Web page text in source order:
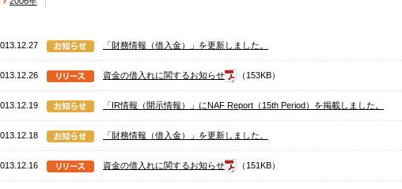
「財務情報（借入金）」を更新しました。
資金の借入れに関するお知らせ （153KB）
「IR情報（開示情報）」にNAF Report（15th Period）を掲載しました。
「財務情報（借入金）」を更新しました。
資金の借入れに関するお知らせ （151KB）